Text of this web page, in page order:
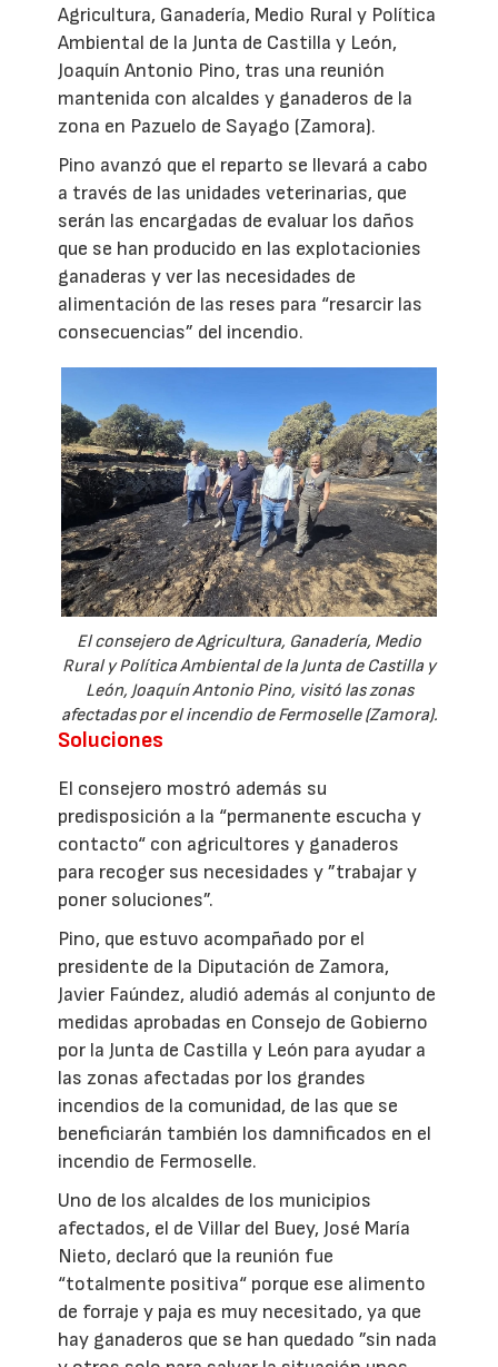
Agricultura, Ganadería, Medio Rural y Política
Ambiental de la Junta de Castilla y León,
Joaquín Antonio Pino, tras una reunión
mantenida con alcaldes y ganaderos de la
zona en Pazuelo de Sayago (Zamora).
Pino avanzó que el reparto se llevará a cabo
a través de las unidades veterinarias, que
serán las encargadas de evaluar los daños
que se han producido en las explotacionies
ganaderas y ver las necesidades de
alimentación de las reses para “resarcir las
consecuencias” del incendio.
El consejero de Agricultura, Ganadería, Medio
Rural y Política Ambiental de la Junta de Castilla y
León, Joaquín Antonio Pino, visitó las zonas
afectadas por el incendio de Fermoselle (Zamora).
Soluciones
El consejero mostró además su
predisposición a la “permanente escucha y
contacto“ con agricultores y ganaderos
para recoger sus necesidades y ”trabajar y
poner soluciones”.
Pino, que estuvo acompañado por el
presidente de la Diputación de Zamora,
Javier Faúndez, aludió además al conjunto de
medidas aprobadas en Consejo de Gobierno
por la Junta de Castilla y León para ayudar a
las zonas afectadas por los grandes
incendios de la comunidad, de las que se
beneficiarán también los damnificados en el
incendio de Fermoselle.
Uno de los alcaldes de los municipios
afectados, el de Villar del Buey, José María
Nieto, declaró que la reunión fue
“totalmente positiva“ porque ese alimento
de forraje y paja es muy necesitado, ya que
hay ganaderos que se han quedado ”sin nada